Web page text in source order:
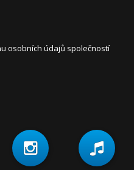
osobních údajů společností